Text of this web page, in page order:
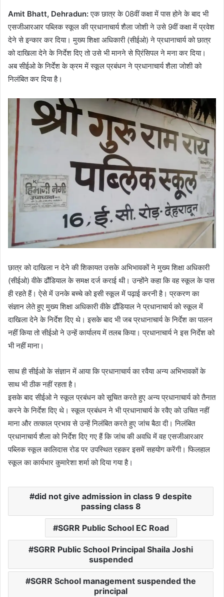
Amit Bhatt, Dehradun:एक छात्र के 08वीं कक्षा में पास होने के बाद भी
एसजीआरआर पब्लिक स्कूल की प्रधानाचार्य शैला जोशी ने उसे 9वीं कक्षा में प्रवेश
देने से इन्कार कर दिया। मुख्य शिक्षा अधिकारी (सीईओ) ने प्रधानाचार्य को छात्र
को दाखिला देने के निर्देश दिए तो उसे भी मानने से प्रिंसिपल ने मना कर दिया।
अब सीईओ के निर्देश के क्रम में स्कूल प्रबंधन ने प्रधानाचार्य शैला जोशी को
निलंबित कर दिया है।
छात्र को दाखिला न देने की शिकायत उसके अभिभावकों ने मुख्य शिक्षा अधिकारी
(सीईओ) वीके ढौंडियाल के समक्ष दर्ज कराई थी। उन्होंने कहा कि वह स्कूल के पास
ही रहते हैं। ऐसे में उनके बच्चे को इसी स्कूल में पढ़ाई करनी है। प्रकरण का
संज्ञान लेते हुए मुख्य शिक्षा अधिकारी वीके ढौंडियाल ने प्रधानाचार्य को स्कूल में
दाखिला देने के निर्देश दिए थे। इसके बाद भी जब प्रधानाचार्य के निर्देश का पालन
नहीं किया तो सीईओ ने उन्हें कार्यालय में तलब किया। प्रधानाचार्य ने इस निर्देश को
भी नहीं माना।
साथ ही सीईओ के संज्ञान में आया कि प्रधानाचार्य का रवैया अन्य अभिभावकों के
साथ भी ठीक नहीं रहता है।
इसके बाद सीईओ ने स्कूल प्रबंधन को सूचित करते हुए अन्य प्रधानाचार्य को तैनात
करने के निर्देश दिए थे। स्कूल प्रबंधन ने भी प्रधानाचार्य के रवैए को उचित नहीं
माना और तत्काल प्रभाव से उन्हें निलंबित करते हुए जांच बैठा दी। निलंबित
प्रधानाचार्य शैला को निर्देश दिए गए हैं कि जांच की अवधि में वह एसजीआरआर
पब्लिक स्कूल कालिदास रोड पर उपस्थित रहकर इसमें सहयोग करेंगी। फिलहाल
स्कूल का कार्यभार कुमारेशा शर्मा को दिया गया है।
did not give admission in class 9 despite
passing class 8
SGRR Public School EC Road
SGRR Public School Principal Shaila Joshi
suspended
SGRR School management suspended the
principal